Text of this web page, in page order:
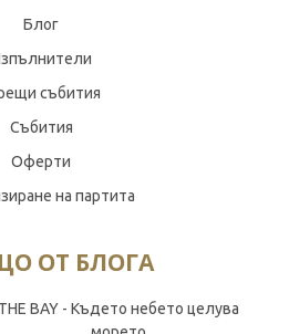
Блог
събития
Събития
Оферти
на партита
ОТ БЛОГА
THE BAY - Където небето целува